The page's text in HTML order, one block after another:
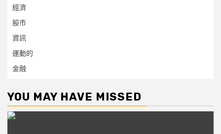
經濟
股市
資訊
運動的
金融
YOU MAY HAVE MISSED